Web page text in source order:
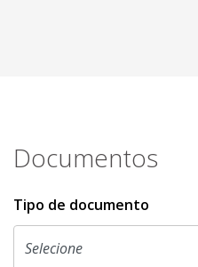
Documentos
Tipo de documento